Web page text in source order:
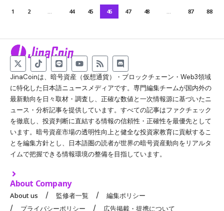
1 2 44 45 46 47 48 87 88
JinaCoinは、暗号資産（仮想通貨）・ブロックチェーン・Web3領域
に特化した日本語ニュースメディアです。専門編集チームが国内外の
最新動向を日々取材・調査し、正確な数値と一次情報源に基づいたニ
ュース・分析記事を提供しています。すべての記事はファクチェック
を徹底し、投資判断に直結する情報の信頼性・正確性を最優先として
います。暗号資産市場の透明性向上と健全な投資家教育に貢献するこ
とを編集方針とし、日本語圏の読者が世界の暗号資産動向をリアルタ
イムで把握できる情報環境の整備を目指しています。
About Company
About us 監修者一覧
編集ポリシー
プライバシーポリシー
広告掲載・提携について